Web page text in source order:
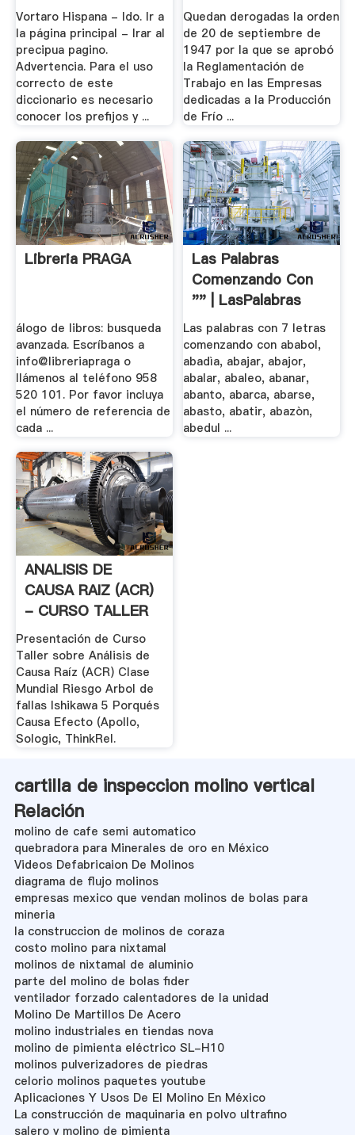
Vortaro Hispana - Ido. Ir a
la página principal - Irar al
precipua pagino.
Advertencia. Para el uso
correcto de este
diccionario es necesario
conocer los prefijos y ...
Quedan derogadas la orden
de 20 de septiembre de
1947 por la que se aprobó
la Reglamentación de
Trabajo en las Empresas
dedicadas a la Producción
de Frío ...
Libreria PRAGA
álogo de libros: busqueda
avanzada. Escríbanos a
info@libreriapraga o
llámenos al teléfono 958
520 101. Por favor incluya
el número de referencia de
cada ...
Las Palabras
Comenzando Con
"" | LasPalabras
Las palabras con 7 letras
comenzando con ababol,
abadìa, abajar, abajor,
abalar, abaleo, abanar,
abanto, abarca, abarse,
abasto, abatir, abazòn,
abedul ...
ANALISIS DE
CAUSA RAIZ (ACR)
- CURSO TALLER
Presentación de Curso
Taller sobre Análisis de
Causa Raíz (ACR) Clase
Mundial Riesgo Arbol de
fallas Ishikawa 5 Porqués
Causa Efecto (Apollo,
Sologic, ThinkRel.
cartilla de inspeccion molino vertical
Relación
molino de cafe semi automatico
quebradora para Minerales de oro en México
Videos Defabricaion De Molinos
diagrama de flujo molinos
empresas mexico que vendan molinos de bolas para
mineria
la construccion de molinos de coraza
costo molino para nixtamal
molinos de nixtamal de aluminio
parte del molino de bolas fider
ventilador forzado calentadores de la unidad
Molino De Martillos De Acero
molino industriales en tiendas nova
molino de pimienta eléctrico SL-H10
molinos pulverizadores de piedras
celorio molinos paquetes youtube
Aplicaciones Y Usos De El Molino En México
La construcción de maquinaria en polvo ultrafino
salero y molino de pimienta